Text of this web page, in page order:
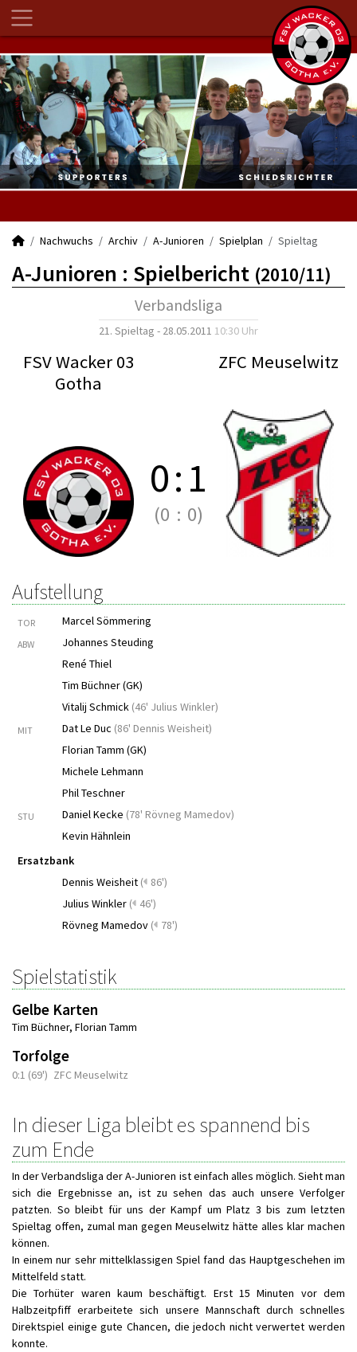
Nachwuchs Archiv A-Junioren Spielplan Spieltag
A-Junioren : Spielbericht (2010/11)
Verbandsliga
21. Spieltag - 28.05.2011 10:30 Uhr
FSV Wacker 03
Gotha
ZFC Meuselwitz
0:1
(0 : 0)
Aufstellung
TOR Marcel Sömmering
ABW
Johannes Steuding
René Thiel
Tim Büchner (GK)
Vitalij Schmick (46' Julius Winkler)
MIT Dat Le Duc (86' Dennis Weisheit)
Florian Tamm (GK)
Michele Lehmann
Phil Teschner
STU Daniel Kecke (78' Rövneg Mamedov)
Kevin Hähnlein
Ersatzbank
Dennis Weisheit ( 86')
Julius Winkler ( 46')
Rövneg Mamedov ( 78')
Spielstatistik
Gelbe Karten
Tim Büchner, Florian Tamm
Torfolge
0:1 (69') ZFC Meuselwitz
In dieser Liga bleibt es spannend bis
zum Ende
In der Verbandsliga der A-Junioren ist einfach alles möglich. Sieht man
sich die Ergebnisse an, ist zu sehen das auch unsere Verfolger
patzten. So bleibt für uns der Kampf um Platz 3 bis zum letzten
Spieltag offen, zumal man gegen Meuselwitz hätte alles klar machen
können.
In einem nur sehr mittelklassigen Spiel fand das Hauptgeschehen im
Mittelfeld statt.
Die Torhüter waren kaum beschäftigt. Erst 15 Minuten vor dem
Halbzeitpfiff erarbeitete sich unsere Mannschaft durch schnelles
Direktspiel einige gute Chancen, die jedoch nicht verwertet werden
konnte.